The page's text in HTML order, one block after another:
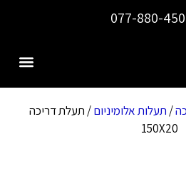
077-880-
/ תעלות אלומיניום/ תעלת דריכה
150X20